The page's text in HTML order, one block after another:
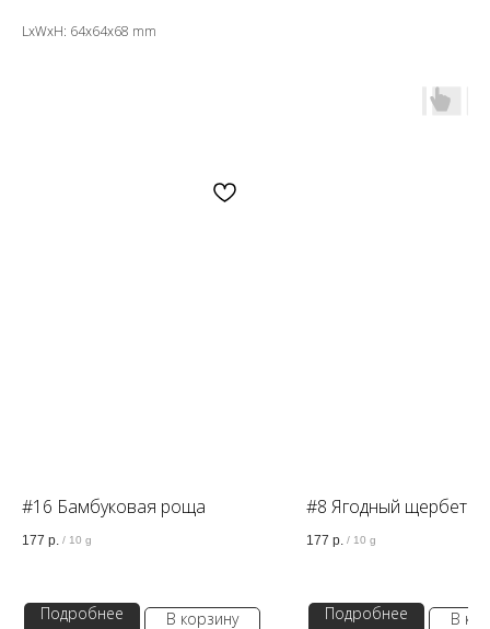
LxWxH: 64x64x68 mm
#16 Бамбуковая роща
177 р. / 10 g
Подробнее В корзину
#8 Ягодный щербет
177 р. / 10 g
Подробнее В